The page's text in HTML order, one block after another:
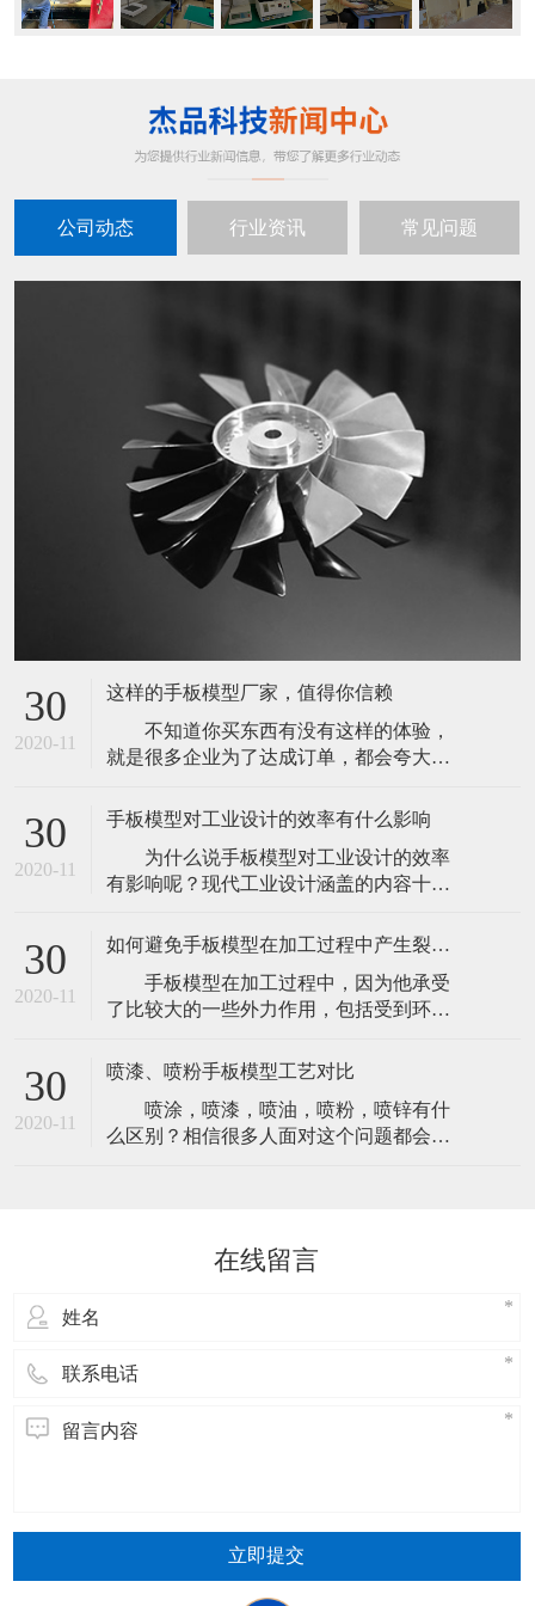
公司动态 行业资讯 常见问题
30
2020-11
这样的手板模型厂家，值得你信赖
不知道你买东西有没有这样的体验，
就是很多企业为了达成订单，都会夸大或
是，往往等到客户下单之后，体验又非常
的不好。其实定制手板模型，也经常会出
现这样的问题。因为市面上的手板模型厂
家有很多，并且很多在网络上进行宣传推
此来尽快的
30
2020-11
手板模型对工业设计的效率有什么影响
为什么说手板模型对工业设计的效率
有影响呢？现代工业设计涵盖的内容十分
轮船，无不包含着现代工业设计的影子，
同。偏重于几何图形的机械零部件可以很
好地通过计算机制图直接设计，还可以通
程度的运动
30
2020-11
如何避免手板模型在加工过程中产生裂痕或是变形
手板模型在加工过程中，因为他承受
了比较大的一些外力作用，包括受到环境
发生裂痕或是变形的状况。所以，我们为
解清楚为什么会有这方面的事故发生。然
后，来做好前期的预防工作。现在我们就
30
2020-11
喷漆、喷粉手板模型工艺对比
喷涂，喷漆，喷油，喷粉，喷锌有什
么区别？相信很多人面对这个问题都会支
称，喷漆与喷油同一种处理工艺，这里我
在线留言
立即提交